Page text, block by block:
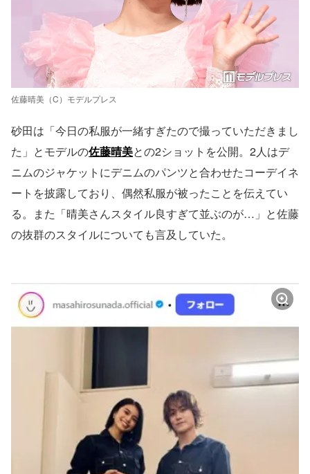
佐藤晴美（C）モデルプレス
砂田は「今日の私服が一緒すぎたので撮っていただきまし
た」とモデルの佐藤晴美との2ショットを公開。2人はデ
ニムのジャケットにデニムのパンツと合わせたコーデイネ
ートを披露しており、偶然私服が被ったことを伝えてい
る。また「晴美さんスタイル良すぎて並ぶのが…」と佐藤
の抜群のスタイルについても言及していた。